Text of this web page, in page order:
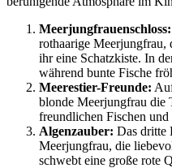
Meerjungfrauenschloss:
rothaarige Meerjungfrau,
ihr eine Schatzkiste. In
während bunte Fische
Meerestier-Freunde:
blonde Meerjungfrau die
freundlichen Fischen
Algenzauber: Das dritte
Meerjungfrau, die
schwebt eine große rote